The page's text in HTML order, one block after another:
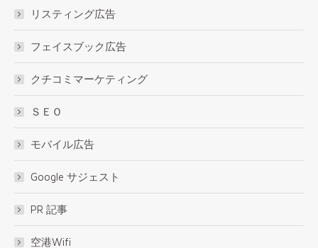
リスティング広告
フェイスブック広告
クチコミマーケティング
ＳＥＯ
モバイル広告
Google サジェスト
PR 記事
空港Wifi